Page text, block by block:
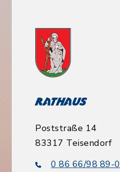
Rathaus
Poststraße 14
83317 Teisendorf
0 86 66/98 89-0